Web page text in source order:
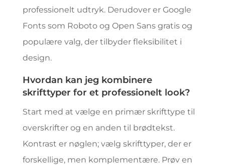
professionelt udtryk. Derudover er Google
Fonts som Roboto og Open Sans gratis og
populære valg, der tilbyder fleksibilitet i
design.
Hvordan kan jeg kombinere
skrifttyper for et professionelt look?
Start med at vælge en primær skrifttype til
overskrifter og en anden til brødtekst.
Kontrast er nøglen; vælg skrifttyper, der er
forskellige, men komplementære. Prøv en